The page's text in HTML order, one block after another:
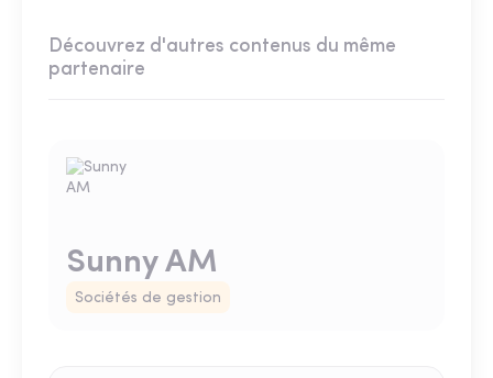
Découvrez d'autres contenus du même
partenaire
Sunny AM
Sociétés de gestion